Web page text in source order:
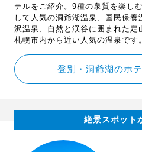
テルをご紹介。9種の泉質を楽し
して人気の洞爺湖温泉、国民保
沢温泉、自然と渓谷に囲まれた定
札幌市内から近い人気の温泉です。
登別・洞爺湖のホ
絶景スポット